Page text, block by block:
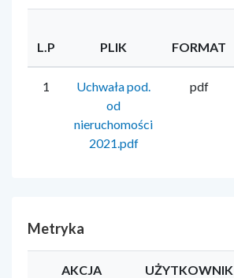
L.P PLIK FORMAT
1
Uchwała pod.
od
nieruchomości
2021.pdf
pdf
Metryka
AKCJA UŻYTKOWNIK